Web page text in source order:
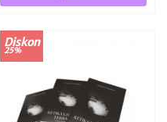
Diskon
25%